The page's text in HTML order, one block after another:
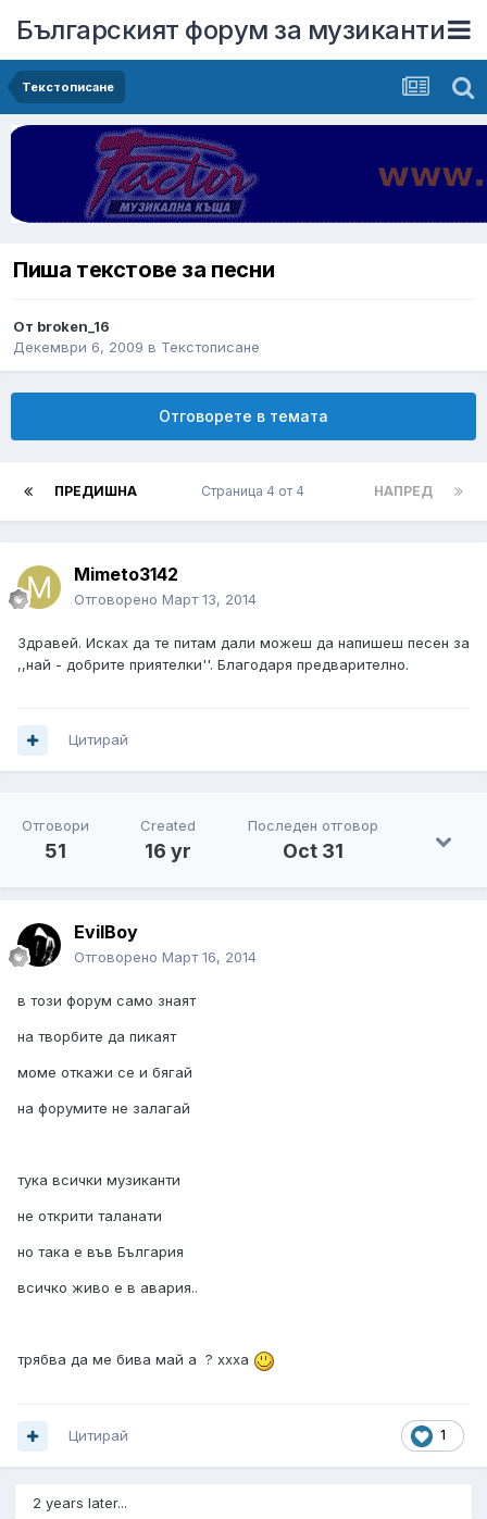
Българският форум за музиканти
Текстописане
Пиша текстове за песни
От broken_16
Декември 6, 2009 в Текстописане
Отговорете в темата
ПРЕДИШНА НАПРЕД
Страница 4 от 4
Mimeto3142
Отговорено Март 13, 2014
Здравей. Исках да те питам дали можеш да напишеш песен за
,,най - добрите приятелки''. Благодаря предварително.
Цитирай
Отговори
51
Created
16 yr
Последен отговор
Oct 31
EvilBoy
Отговорено Март 16, 2014
в този форум само знаят
на творбите да пикаят
моме откажи се и бягай
на форумите не залагай
тука всички музиканти
не открити таланати
но така е във България
всичко живо е в авария..
трябва да ме бива май а ? ххха
1
Цитирай
2 years later...